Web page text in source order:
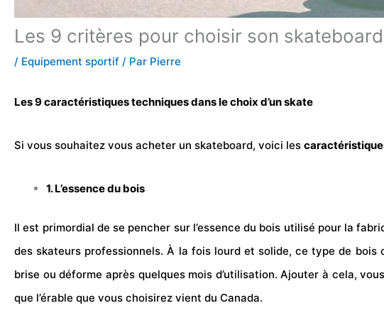
Les 9 critères pour choisir son skateboard
/ Equipement sportif / Par Pierre
Les 9 caractéristiques techniques dans le choix d’un skate
Si vous souhaitez vous acheter un skateboard, voici les
1. L’essence du bois
Il est primordial de se pencher sur l’essence du bois utilisé pour la
des skateurs professionnels. À la fois lourd et solide, ce type de
brise ou déforme après quelques mois d’utilisation. Ajouter à cela,
que l’érable que vous choisirez vient du Canada.